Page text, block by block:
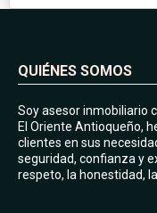
QUIÉNES SOMOS
Soy asesor inmobiliario
El Oriente Antioqueño,
clientes en sus
seguridad, confianza y
respeto, la honestidad,